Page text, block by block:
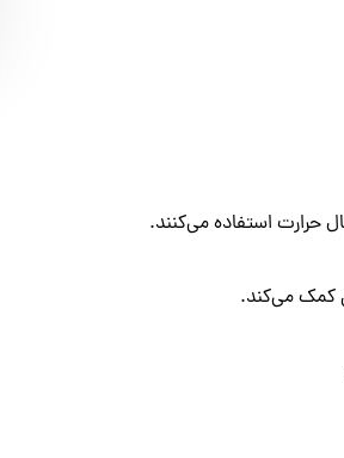
حرارت استفاده می‌کنند.
کمک می‌کند.